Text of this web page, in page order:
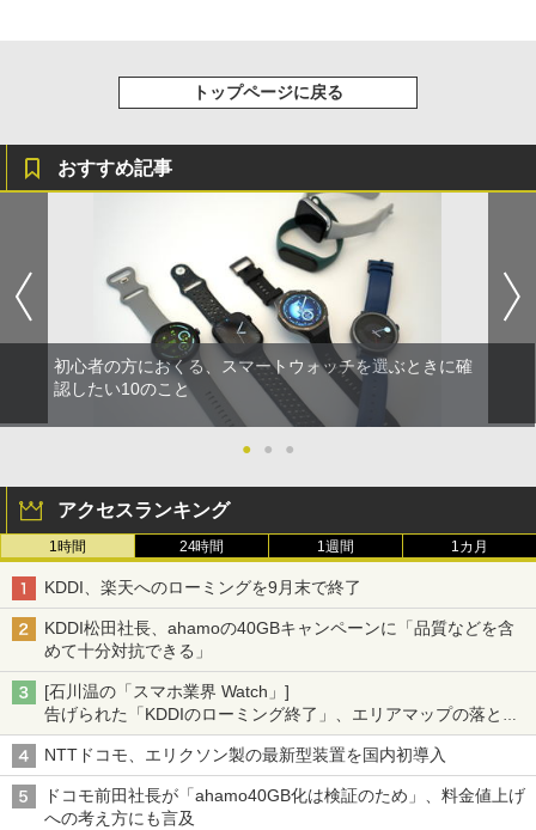
トップページに戻る
おすすめ記事
初心者の方におくる、スマートウォッチを選ぶときに確
認したい10のこと
● ● ●
アクセスランキング
1時間 24時間 1週間 1カ月
KDDI、楽天へのローミングを9月末で終了
KDDI松田社長、ahamoの40GBキャンペーンに「品質などを含
めて十分対抗できる」
[石川温の「スマホ業界 Watch」]
告げられた「KDDIのローミング終了」、エリアマップの落とし
穴と楽天モバイルの課題
NTTドコモ、エリクソン製の最新型装置を国内初導入
ドコモ前田社長が「ahamo40GB化は検証のため」、料金値上げ
への考え方にも言及